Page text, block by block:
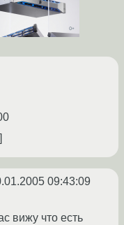
09:43:09
вижу что есть